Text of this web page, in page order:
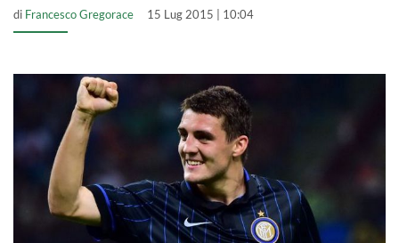
di Francesco Gregorace 15 Lug 2015 | 10:04